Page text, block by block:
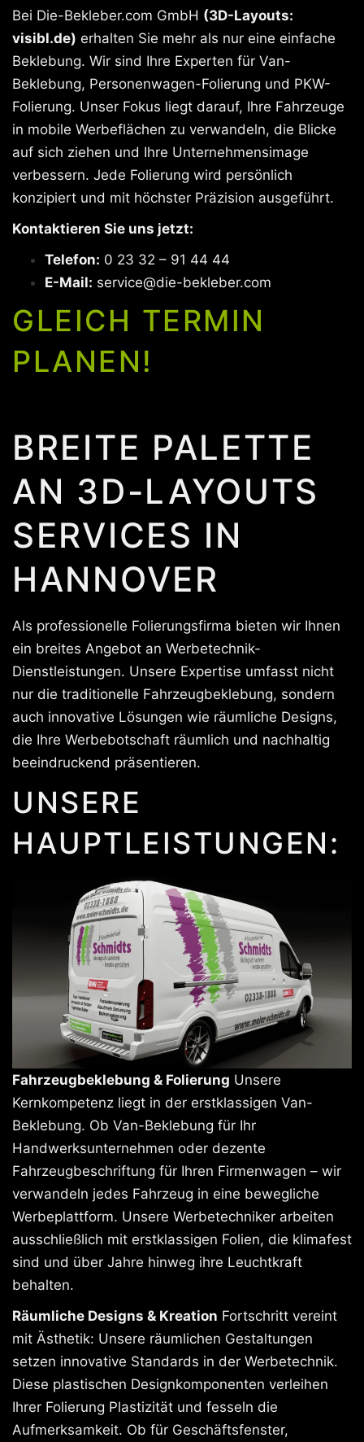
Bei Die-Bekleber.com GmbH (3D-Layouts:
visibl.de) erhalten Sie mehr als nur eine einfache
Beklebung. Wir sind Ihre Experten für Van-
Beklebung, Personenwagen-Folierung und PKW-
Folierung. Unser Fokus liegt darauf, Ihre Fahrzeuge
in mobile Werbeflächen zu verwandeln, die Blicke
auf sich ziehen und Ihre Unternehmensimage
verbessern. Jede Folierung wird persönlich
konzipiert und mit höchster Präzision ausgeführt.
Kontaktieren Sie uns jetzt:
Telefon: 0 23 32 – 91 44 44
E-Mail: service@die-bekleber.com
GLEICH TERMIN
PLANEN!
BREITE PALETTE
AN 3D-LAYOUTS
SERVICES IN
HANNOVER
Als professionelle Folierungsfirma bieten wir Ihnen
ein breites Angebot an Werbetechnik-
Dienstleistungen. Unsere Expertise umfasst nicht
nur die traditionelle Fahrzeugbeklebung, sondern
auch innovative Lösungen wie räumliche Designs,
die Ihre Werbebotschaft räumlich und nachhaltig
beeindruckend präsentieren.
UNSERE
HAUPTLEISTUNGEN:
Fahrzeugbeklebung & Folierung Unsere
Kernkompetenz liegt in der erstklassigen Van-
Beklebung. Ob Van-Beklebung für Ihr
Handwerksunternehmen oder dezente
Fahrzeugbeschriftung für Ihren Firmenwagen – wir
verwandeln jedes Fahrzeug in eine bewegliche
Werbeplattform. Unsere Werbetechniker arbeiten
ausschließlich mit erstklassigen Folien, die klimafest
sind und über Jahre hinweg ihre Leuchtkraft
behalten.
Räumliche Designs & Kreation Fortschritt vereint
mit Ästhetik: Unsere räumlichen Gestaltungen
setzen innovative Standards in der Werbetechnik.
Diese plastischen Designkomponenten verleihen
Ihrer Folierung Plastizität und fesseln die
Aufmerksamkeit. Ob für Geschäftsfenster,